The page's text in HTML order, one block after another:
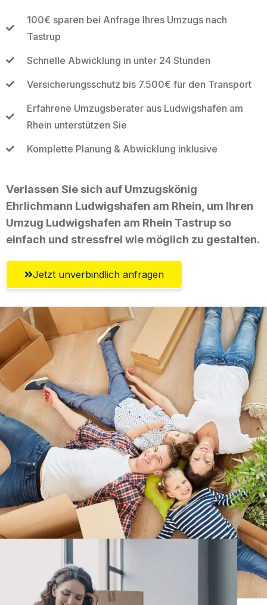
100€ sparen bei Anfrage Ihres Umzugs nach
Tastrup
Schnelle Abwicklung in unter 24 Stunden
Versicherungsschutz bis 7.500€ für den Transport
Erfahrene Umzugsberater aus Ludwigshafen am
Rhein unterstützen Sie
Komplette Planung & Abwicklung inklusive
Verlassen Sie sich auf Umzugskönig
Ehrlichmann Ludwigshafen am Rhein, um Ihren
Umzug Ludwigshafen am Rhein Tastrup so
einfach und stressfrei wie möglich zu gestalten.
Jetzt unverbindlich anfragen